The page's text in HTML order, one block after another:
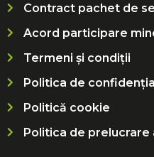
Contract pachet de
Acord participare
Termeni și condiții
Politica de
Politică cookie
Politica de prelucrare